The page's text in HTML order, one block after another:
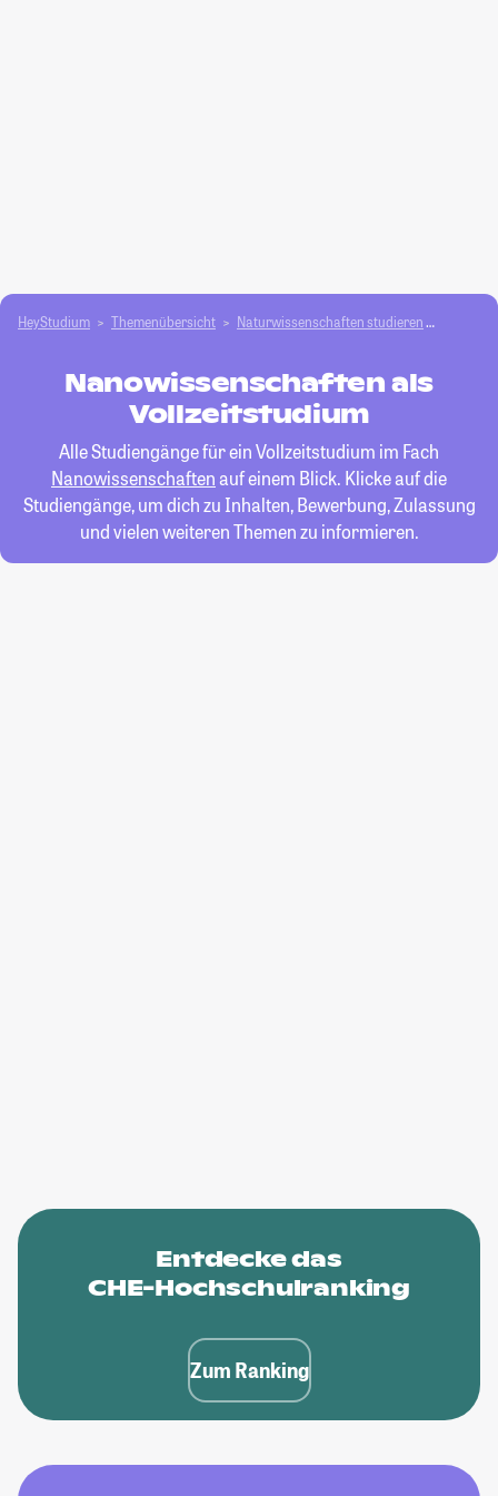
HeyStudium Themenübersicht Natur­wissenschaften studieren
Nanowissenschaften als
Vollzeitstudium
Alle Studiengänge für ein Vollzeitstudium im Fach
Nanowissenschaftenauf einem Blick. Klicke auf die
Studiengänge, um dich zu Inhalten, Bewerbung, Zulassung
und vielen weiteren Themen zu informieren.
Entdecke das
CHE-Hochschulranking
Zum Ranking